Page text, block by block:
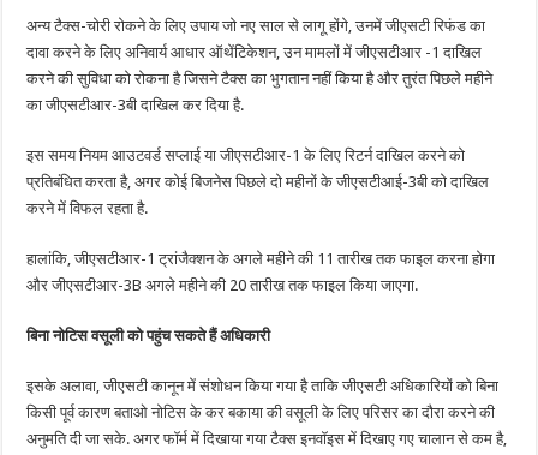
अन्य टैक्स-चोरी रोकने के लिए उपाय जो नए साल से लागू होंगे, उनमें जीएसटी रिफंड का
दावा करने के लिए अनिवार्य आधार ऑथेंटिकेशन, उन मामलों में जीएसटीआर -1 दाखिल
करने की सुविधा को रोकना है जिसने टैक्स का भुगतान नहीं किया है और तुरंत पिछले महीने
का जीएसटीआर-3बी दाखिल कर दिया है.
इस समय नियम आउटवर्ड सप्लाई या जीएसटीआर-1 के लिए रिटर्न दाखिल करने को
प्रतिबंधित करता है, अगर कोई बिजनेस पिछले दो महीनों के जीएसटीआई-3बी को दाखिल
करने में विफल रहता है.
हालांकि, जीएसटीआर-1 ट्रांजैक्शन के अगले महीने की 11 तारीख तक फाइल करना होगा
और जीएसटीआर-3B अगले महीने की 20 तारीख तक फाइल किया जाएगा.
बिना नोटिस वसूली को पहुंच सकते हैं अधिकारी
इसके अलावा, जीएसटी कानून में संशोधन किया गया है ताकि जीएसटी अधिकारियों को बिना
किसी पूर्व कारण बताओ नोटिस के कर बकाया की वसूली के लिए परिसर का दौरा करने की
अनुमति दी जा सके. अगर फॉर्म में दिखाया गया टैक्स इनवॉइस में दिखाए गए चालान से कम है,